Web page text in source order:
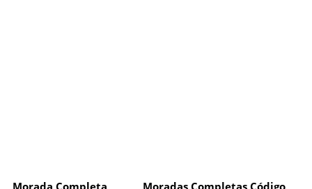
Morada Completa
Moradas Completas Código